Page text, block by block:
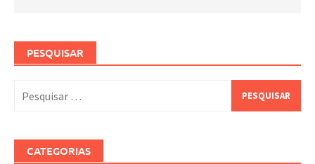
PESQUISAR
por:
CATEGORIAS